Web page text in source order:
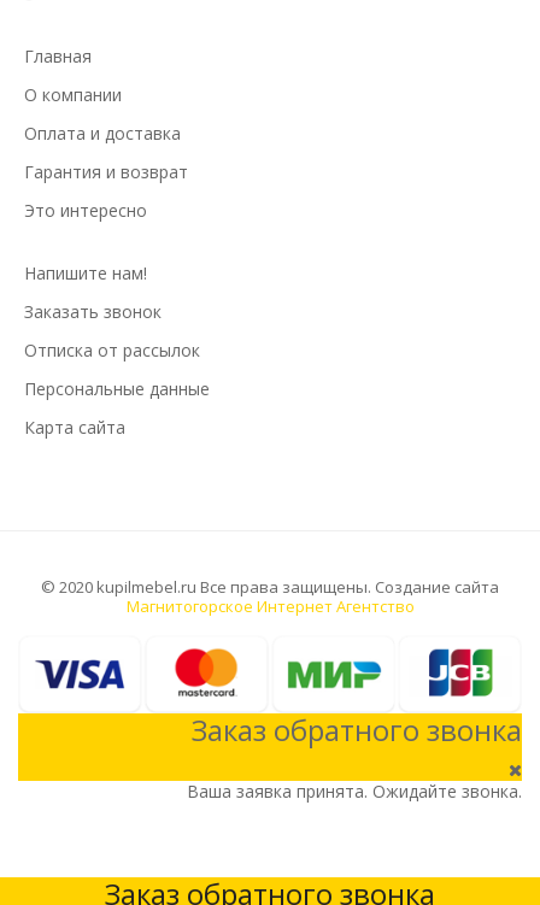
Главная
О компании
Оплата и доставка
Гарантия и возврат
Это интересно
Напишите нам!
Заказать звонок
Отписка от рассылок
Персональные данные
Карта сайта
© 2020 kupilmebel.ru Все права защищены. Создание сайта
Магнитогорское Интернет Агентство
Заказ обратного звонка
Ваша заявка принята. Ожидайте звонка.
Заказ обратного звонка